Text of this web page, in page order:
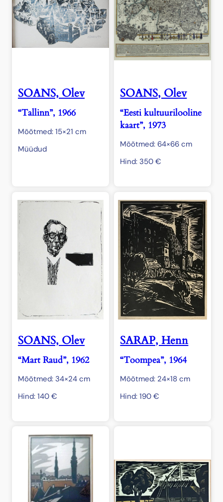
SOANS, Olev
“Tallinn”, 1966
Mõõtmed: 15×21 cm
Müüdud
SOANS, Olev
“Eesti kultuurilooline
kaart”, 1973
Mõõtmed: 64×66 cm
Hind:350€
SOANS, Olev
“Mart Raud”, 1962
Mõõtmed: 34×24 cm
Hind: 140 €
SARAP, Henn
“Toompea”, 1964
Mõõtmed: 24×18 cm
Hind:190€